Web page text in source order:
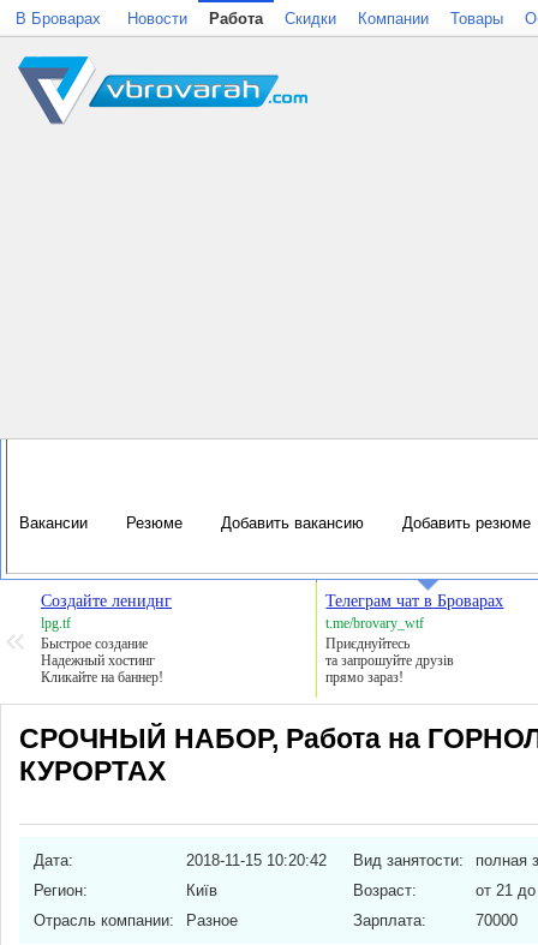
Создайте лениднг
lpg.tf
Быстрое создание
Надежный хостинг
Кликайте на баннер!
Телеграм чат в Броварах
t.me/brovary_wtf
Приєднуйтесь
та запрошуйте друзів
прямо зараз!
СРОЧНЫЙ НАБОР, Работа на
КУРОРТАХ
Дата:
2018-11-15 10:20:42
Регион:
Київ
Отрасль компании:
Разное
Вид занятости:
полная
Возраст:
от 21
Зарплата:
70000
В Броварах Новости Работа Скидки Компании Товары
Вакансии Резюме Добавить вакансию Добавить резюме